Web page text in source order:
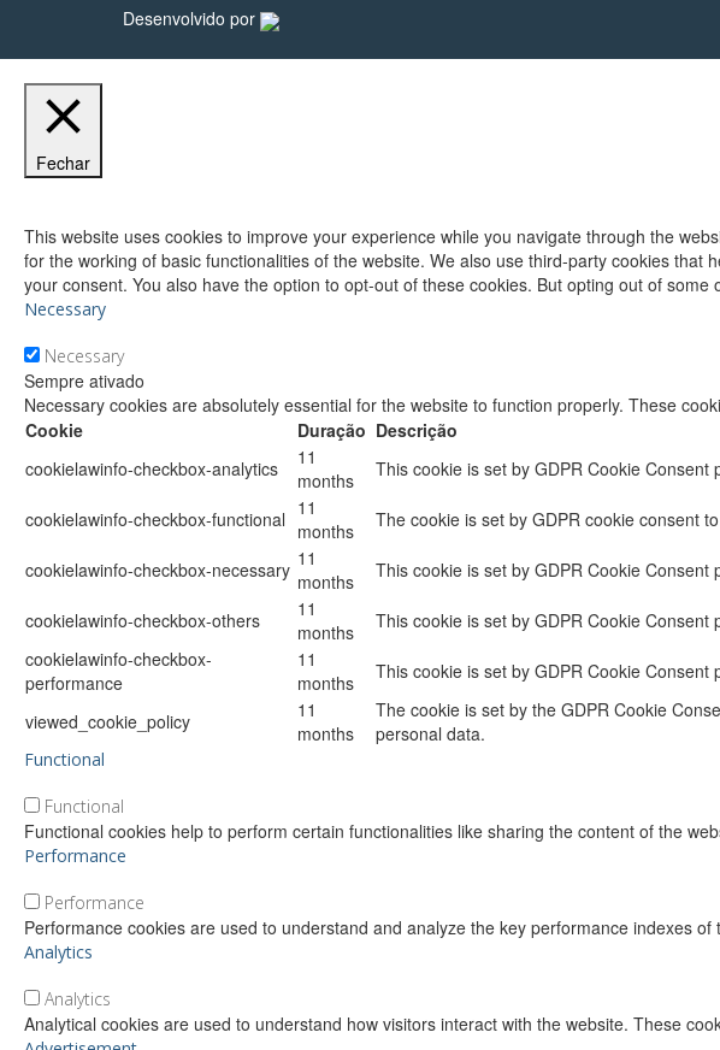
Desenvolvido por
Fechar
This website uses cookies to improve your experience while you navigate through the
for the working of basic functionalities of the website. We also use third-party cookies
your consent. You also have the option to opt-out of these cookies. But opting out of
Necessary
Necessary
Sempre ativado
Necessary cookies are absolutely essential for the website to function properly. These
Cookie
Duração Descrição
cookielawinfo-checkbox-analytics
11
months
This cookie is set by GDPR Cookie
cookielawinfo-checkbox-functional 11
months
The cookie is set by GDPR cookie consent
cookielawinfo-checkbox-necessary 11
months
This cookie is set by GDPR Cookie
cookielawinfo-checkbox-others
11
months
This cookie is set by GDPR Cookie
cookielawinfo-checkbox-
performance
11
months
This cookie is set by GDPR Cookie
viewed_cookie_policy
11
months
The cookie is set by the GDPR Cookie
personal data.
Functional
Functional
Functional cookies help to perform certain functionalities like sharing the content of the
Performance
Performance
Performance cookies are used to understand and analyze the key performance indexes
Analytics
Analytics
Analytical cookies are used to understand how visitors interact with the website. These